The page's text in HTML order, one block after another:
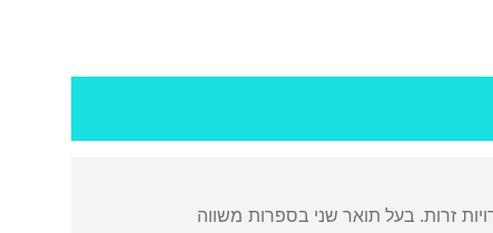
זרות. בעל תואר שני בספרות משווה